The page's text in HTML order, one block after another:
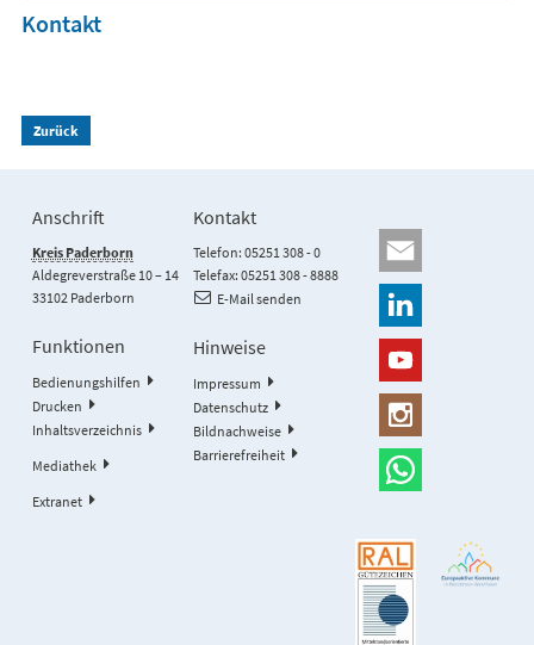
Kontakt
Zurück
Anschrift
Kreis Paderborn
Aldegreverstraße 10 – 14
33102 Paderborn
Kontakt
Telefon: 05251 308 - 0
Telefax: 05251 308 - 8888
E-Mail senden
Funktionen
Bedienungshilfen
Drucken
Inhaltsverzeichnis
Mediathek
Extranet
Hinweise
Impressum
Datenschutz
Bildnachweise
Barrierefreiheit